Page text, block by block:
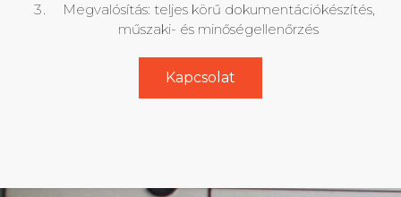
Megvalósítás: teljes körű dokumentációkészítés,
műszaki- és minőségellenőrzés
Kapcsolat